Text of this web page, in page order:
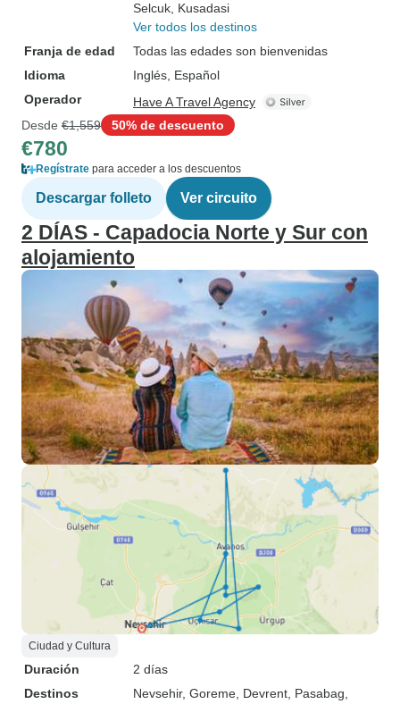
Selcuk , Kusadasi
Ver todos los destinos
Franja de edad
Todas las edades son bienvenidas
Idioma
Inglés, Español
Operador
Have A Travel Agency
Desde €1,559 50% de descuento
€780
Regístrate para acceder a los descuentos
Descargar folleto Ver circuito
2 DÍAS - Capadocia Norte y Sur con
alojamiento
Ciudad y Cultura
Duración
2 días
Destinos
Nevsehir, Goreme , Devrent , Pasabag